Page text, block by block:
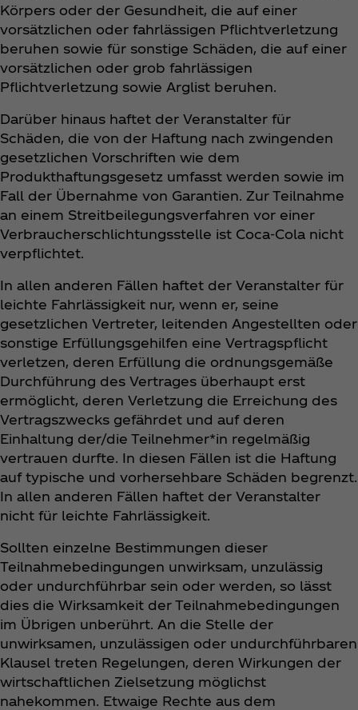
Körpers oder der Gesundheit, die auf einer
vorsätzlichen oder fahrlässigen Pflichtverletzung
beruhen sowie für sonstige Schäden, die auf einer
vorsätzlichen oder grob fahrlässigen
Pflichtverletzung sowie Arglist beruhen.
Darüber hinaus haftet der Veranstalter für
Schäden, die von der Haftung nach zwingenden
gesetzlichen Vorschriften wie dem
Produkthaftungsgesetz umfasst werden sowie im
Fall der Übernahme von Garantien. Zur Teilnahme
an einem Streitbeilegungsverfahren vor einer
Verbraucherschlichtungsstelle ist Coca‑Cola nicht
verpflichtet.
In allen anderen Fällen haftet der Veranstalter für
leichte Fahrlässigkeit nur, wenn er, seine
gesetzlichen Vertreter, leitenden Angestellten oder
sonstige Erfüllungsgehilfen eine Vertragspflicht
verletzen, deren Erfüllung die ordnungsgemäße
Durchführung des Vertrages überhaupt erst
ermöglicht, deren Verletzung die Erreichung des
Vertragszwecks gefährdet und auf deren
Einhaltung der/die Teilnehmer*in regelmäßig
vertrauen durfte. In diesen Fällen ist die Haftung
auf typische und vorhersehbare Schäden begrenzt.
In allen anderen Fällen haftet der Veranstalter
nicht für leichte Fahrlässigkeit.
Sollten einzelne Bestimmungen dieser
Teilnahmebedingungen unwirksam, unzulässig
oder undurchführbar sein oder werden, so lässt
dies die Wirksamkeit der Teilnahmebedingungen
im Übrigen unberührt. An die Stelle der
unwirksamen, unzulässigen oder undurchführbaren
Klausel treten Regelungen, deren Wirkungen der
wirtschaftlichen Zielsetzung möglichst
nahekommen. Etwaige Rechte aus dem